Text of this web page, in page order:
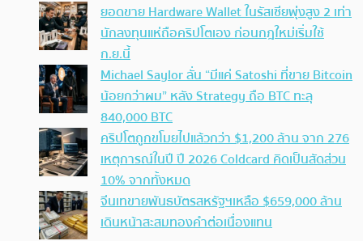
ยอดขาย Hardware Wallet ในรัสเซียพุ่งสูง 2 เท่า
นักลงทุนแห่ถือคริปโตเอง ก่อนกฎใหม่เริ่มใช้
ก.ย.นี้
Michael Saylor ลั่น “มีแค่ Satoshi ที่ขาย Bitcoin
น้อยกว่าผม” หลัง Strategy ถือ BTC ทะลุ
840,000 BTC
คริปโตถูกขโมยไปแล้วกว่า $1,200 ล้าน จาก 276
เหตุการณ์ในปี ปี 2026 Coldcard คิดเป็นสัดส่วน
10% จากทั้งหมด
จีนเทขายพันธบัตรสหรัฐฯเหลือ $659,000 ล้าน
เดินหน้าสะสมทองคำต่อเนื่องแทน